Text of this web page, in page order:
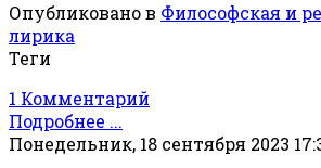
Опубликовано в Философская и
лирика
Теги
1 Комментарий
Подробнее ...
Понедельник, 18 сентября 2023